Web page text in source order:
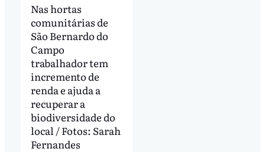
Nas hortas
comunitárias de
São Bernardo do
Campo
trabalhador tem
incremento de
renda e ajuda a
recuperar a
biodiversidade do
local / Fotos: Sarah
Fernandes